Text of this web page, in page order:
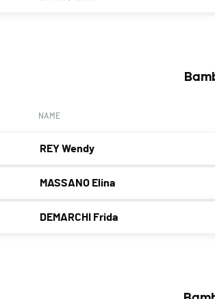
NAME
REY Wendy
MASSANO Elina
DEMARCHI Frida